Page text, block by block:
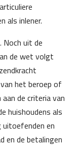
als inlener.
Noch uit de
de wet volgt
het beroep of
de criteria van
huishoudens als
uitoefenden en
en de betalingen